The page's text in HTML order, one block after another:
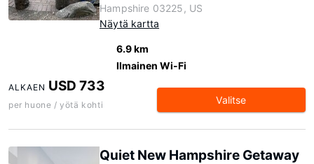
Hampshire 03225, US
Näytä kartta
6.9 km
Ilmainen Wi-Fi
ALKAEN USD 733
per huone / yötä kohti Valitse
Quiet New Hampshire Getaway